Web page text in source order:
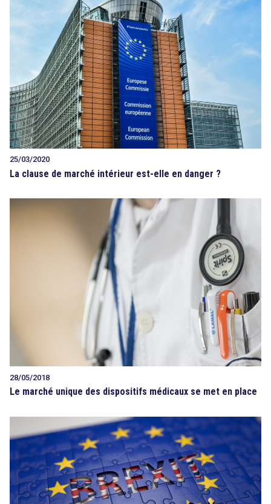
25/03/2020
La clause de marché intérieur est-elle en danger ?
28/05/2018
Le marché unique des dispositifs médicaux se met en place